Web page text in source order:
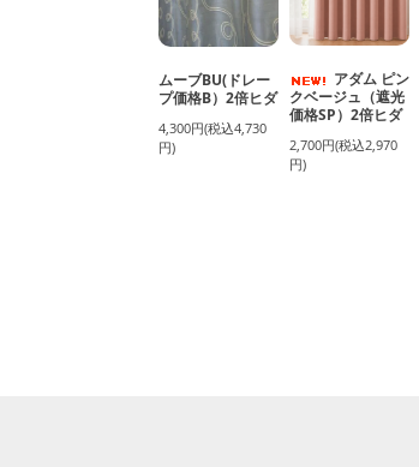
ムーブBU(ドレー
プ価格B）2倍ヒダ
4,300円(税込4,730
円)
アダム ピン
クベージュ（遮光
価格SP）2倍ヒダ
2,700円(税込2,970
円)